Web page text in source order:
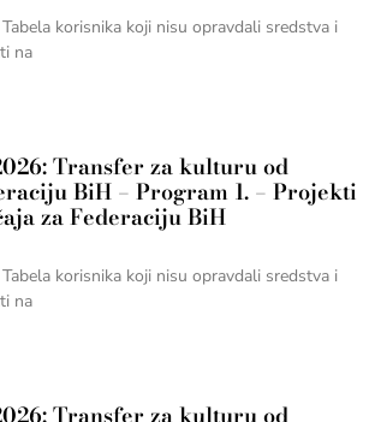
korisnika koji nisu opravdali sredstva i
na
Transfer za kulturu od
BiH – Program 1. – Projekti
za Federaciju BiH
korisnika koji nisu opravdali sredstva i
na
Transfer za kulturu od